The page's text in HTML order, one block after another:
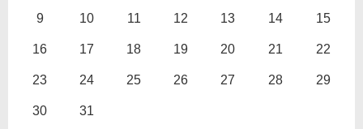
9 10 11 12 13 14 15
16 17 18 19 20 21 22
23 24 25 26 27 28 29
30 31